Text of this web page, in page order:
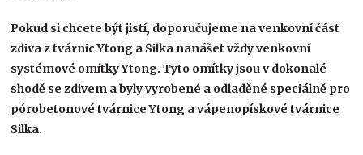
Pokud si chcete být jistí, doporučujeme na venkovní část
zdiva z tvárnic Ytong a Silka nanášet vždy venkovní
systémové omítky Ytong. Tyto omítky jsou v dokonalé
shodě se zdivem a byly vyrobené a odladěné speciálně pro
pórobetonové tvárnice Ytong a vápenopískové tvárnice
Silka.